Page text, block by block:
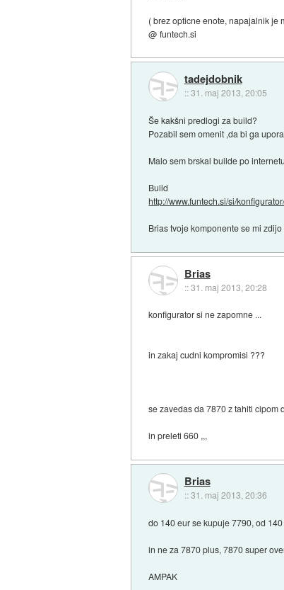
( brez opticne enote, napajalnik je
@ funtech.si
tadejdobnik
::31. maj 2013, 20:05
Še kakšni predlogi za build?
Pozabil sem omenit ,da bi ga
Malo sem brskal builde po
Build
http://www.funtech.si/si/
Brias tvoje komponente se mi
Brias
::31. maj 2013, 20:28
konfigurator si ne zapomne ...
in zakaj cudni kompromisi ???
se zavedas da 7870 z tahiti cipom
in preleti 660 ,,,
Brias
::31. maj 2013, 20:36
do 140 eur se kupuje 7790, od
in ne za 7870 plus, 7870 super
AMPAK